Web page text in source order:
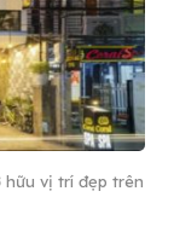
hữu vị trí đẹp trên